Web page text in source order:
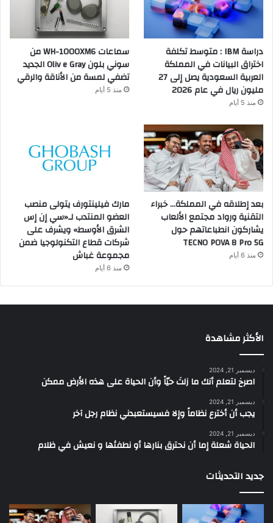
دراسة IBM : متوسط تكلفة
اختراق البيانات في المملكة
العربية السعودية يصل إلى 27
مليون ريال في عام 2026
منذ 5 أيام
سماعات WH-1000XM6 من
سوني بلون Oliv e Gray الجديد
تضفي لمسة من الأناقة والرقي
منذ 5 أيام
بعد إطلاقه في المملكة… خبراء
التقنية ورواد مجتمع الألعاب
يشاركون انطباعاتهم حول
TECNO POVA 8 Pro 5G
منذ 6 أيام
مارك فيلينتورف يتولى منصب
العضو المنتدب لـ«سي إن إس
الشرق الأوسط» ويشرف على
شركات قطاع التكنولوجيا ضمن
مجموعة غباش
منذ 6 أيام
الأكثر مشاهدة
ديسمبر 21, 2024
‫اصرخ لتعلم أنك ما زلتَ حيّاً وأن الحياة على هذه الأرض ممكن
ديسمبر 21, 2024
يجب أن أخترع نظاماً وإلا فسيستعبدني نظام رجل آخر
ديسمبر 21, 2024
الحياة شعلة إما أن نحترق بنارها أو نطفئها و نعيش في ظلام
جديد التحديثات